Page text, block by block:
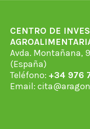
CENTRO DE
Avda. Montañana,
(España)
Teléfono: +34 976
Email: